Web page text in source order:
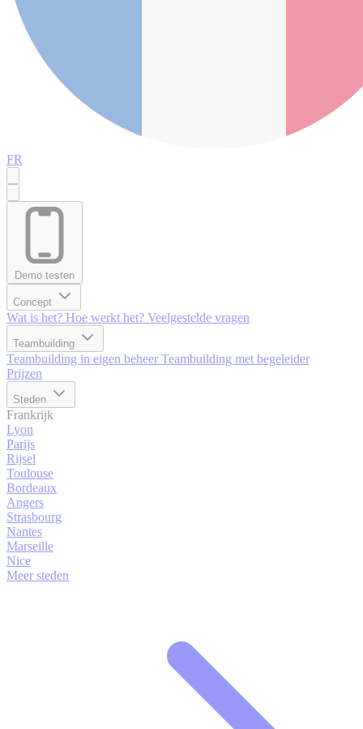
FR
Demo testen
Concept
Wat is het? Hoe werkt het? Veelgestelde vragen
Teambuilding
Teambuilding in eigen beheer Teambuilding met begeleider
Prijzen
Steden
Frankrijk
Lyon
Parijs
Rijsel
Toulouse
Bordeaux
Angers
Strasbourg
Nantes
Marseille
Nice
Meer steden